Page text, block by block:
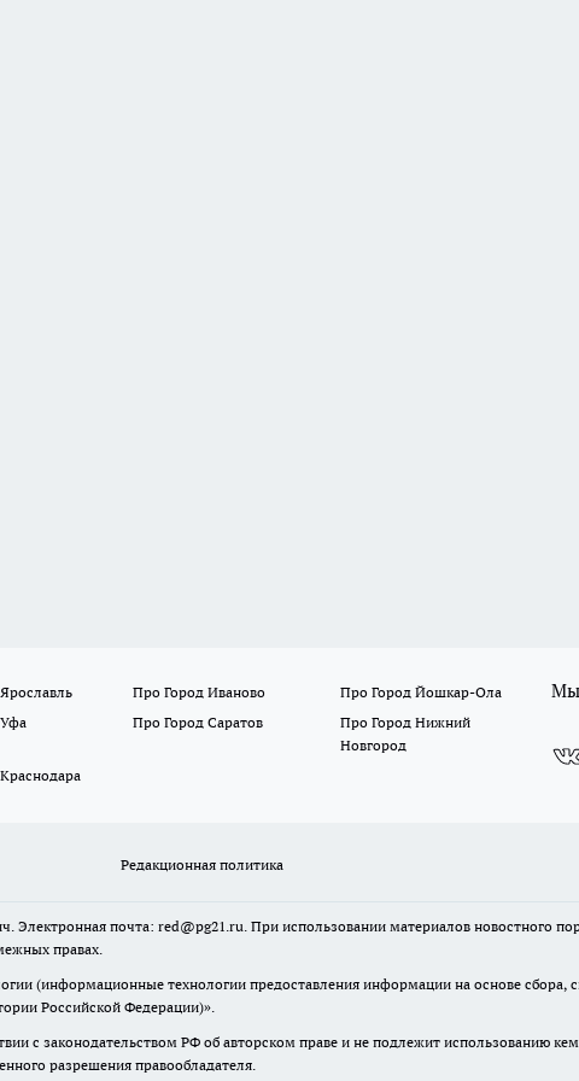
Про Город Иваново
Про Город Йошкар-Ола
Про Город Саратов
Про Город Нижний
Новгород
Мы
Редакционная политика
почта: red@pg21.ru. При использовании материалов новостного
правах.
(информационные технологии предоставления информации на основе сбора,
Российской Федерации)».
с законодательством РФ об авторском праве и не подлежит использованию
разрешения правообладателя.